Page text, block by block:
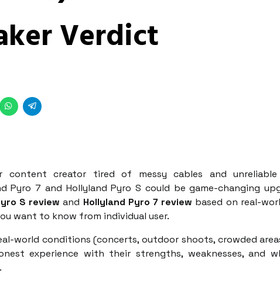
Verdict
content creator tired of messy cables and unreliable
Pyro 7 and Hollyland Pyro S could be game-changing
S review and Hollyland Pyro 7 review based on real-
want to know from individual user.
world conditions (concerts, outdoor shoots, crowded
experience with their strengths, weaknesses, and